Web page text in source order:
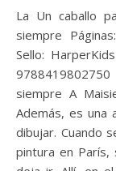
La Un caballo para siempre Reseña Un caballo para
siempre
Sello:
9788419802750
siempre A
Además, es una
dibujar. Cuando
pintura en